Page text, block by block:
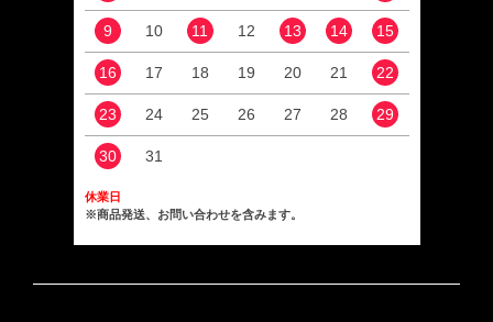
9 10 11 12 13 14 15
16 17 18 19 20 21 22
23 24 25 26 27 28 29
30 31
休業日
※商品発送、お問い合わせを含みます。